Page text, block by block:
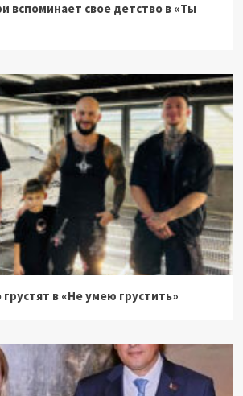
вспоминает свое детство в «Ты
в «Не умею грустить»